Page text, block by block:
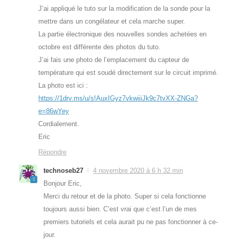
J’ai appliqué le tuto sur la modification de la sonde pour la
mettre dans un congélateur et cela marche super.
La partie électronique des nouvelles sondes achetées en
octobre est différente des photos du tuto.
J’ai fais une photo de l’emplacement du capteur de
température qui est soudé directement sur le circuit imprimé.
La photo est ici :
https://1drv.ms/u/s!AuxIGyz7vkwiiiJk9c7tvXX-ZNGa?
e=86wYey
Cordialement.
Eric
Répondre
technoseb27
4 novembre 2020 à 6 h 32 min
Bonjour Eric,
Merci du retour et de la photo. Super si cela fonctionne
toujours aussi bien. C’est vrai que c’est l’un de mes
premiers tutoriels et cela aurait pu ne pas fonctionner à ce-
jour.